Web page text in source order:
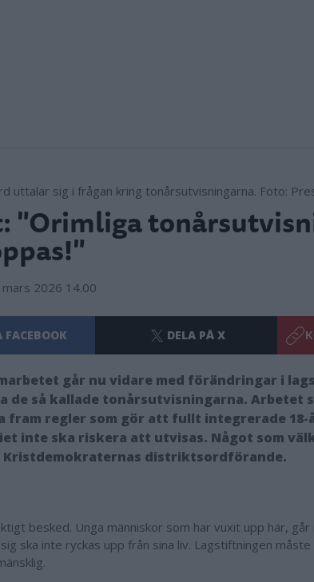
uttalar sig i frågan kring tonårsutvisningarna. Foto:
"Orimliga
mars 2026 14.00
FACEBOOK DELA PÅ X
går nu vidare med förändringar i
de så kallade tonårsutvisningarna. Arbetet
fram regler som gör att fullt integrerade 18-
inte ska riskera att utvisas. Något som
Kristdemokraternas distriktsordförande.
besked. Unga människor som har vuxit upp här, går
ska inte ryckas upp från sina liv. Lagstiftningen måste